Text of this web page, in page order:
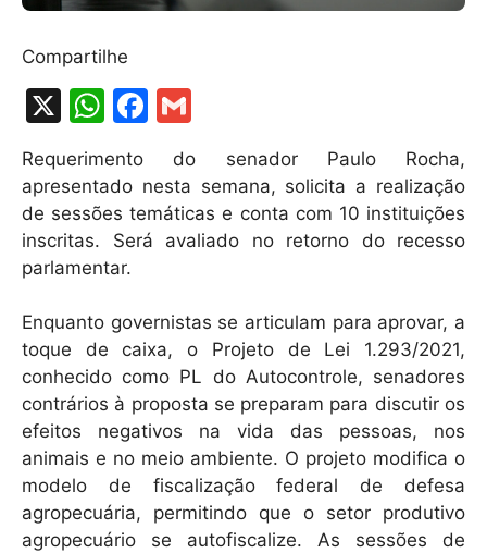
Compartilhe
X
W
at
s
A
p
p
F
c
e
b
o
k
ai
l
Requerimento do senador Paulo Rocha,
apresentado nesta semana, solicita a realização
de sessões temáticas e conta com 10 instituições
inscritas. Será avaliado no retorno do recesso
parlamentar.
Enquanto governistas se articulam para aprovar, a
toque de caixa, o Projeto de Lei 1.293/2021,
conhecido como PL do Autocontrole, senadores
contrários à proposta se preparam para discutir os
efeitos negativos na vida das pessoas, nos
animais e no meio ambiente. O projeto modifica o
modelo de fiscalização federal de defesa
agropecuária, permitindo que o setor produtivo
agropecuário se autofiscalize. As sessões de